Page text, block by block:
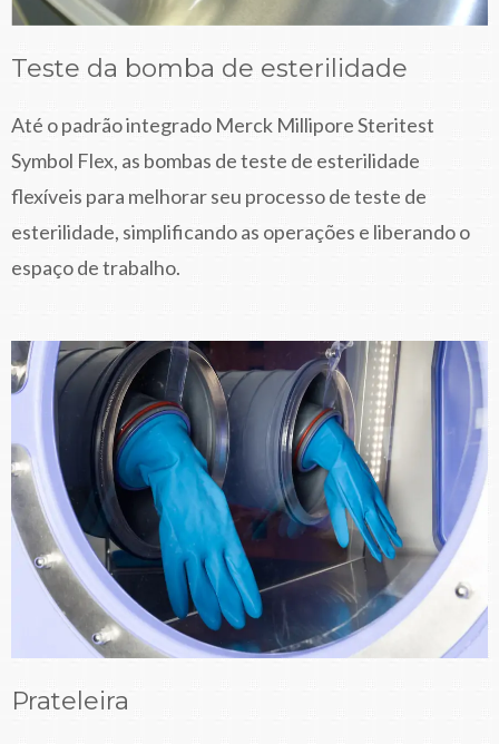
Teste da bomba de esterilidade
Até o padrão integrado Merck Millipore Steritest
Symbol Flex, as bombas de teste de esterilidade
flexíveis para melhorar seu processo de teste de
esterilidade, simplificando as operações e liberando o
espaço de trabalho.
Prateleira